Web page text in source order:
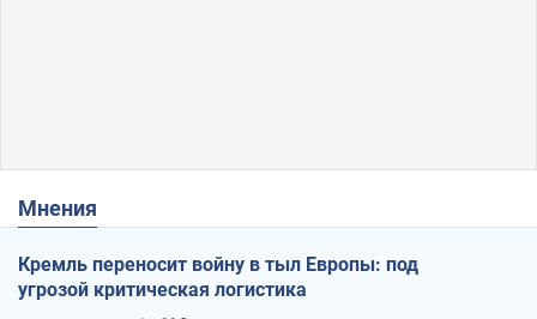
Мнения
Кремль переносит войну в тыл Европы: под
угрозой критическая логистика